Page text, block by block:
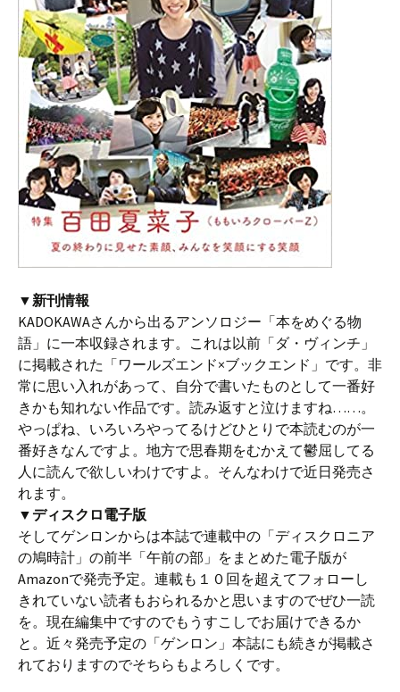
▼新刊情報
KADOKAWAさんから出るアンソロジー「本をめぐる物
語」に一本収録されます。これは以前「ダ・ヴィンチ」
に掲載された「ワールズエンド×ブックエンド」です。非
常に思い入れがあって、自分で書いたものとして一番好
きかも知れない作品です。読み返すと泣けますね……。
やっぱね、いろいろやってるけどひとりで本読むのが一
番好きなんですよ。地方で思春期をむかえて鬱屈してる
人に読んで欲しいわけですよ。そんなわけで近日発売さ
れます。
▼ディスクロ電子版
そしてゲンロンからは本誌で連載中の「ディスクロニア
の鳩時計」の前半「午前の部」をまとめた電子版が
Amazonで発売予定。連載も１０回を超えてフォローし
きれていない読者もおられるかと思いますのでぜひ一読
を。現在編集中ですのでもうすこしでお届けできるか
と。近々発売予定の「ゲンロン」本誌にも続きが掲載さ
れておりますのでそちらもよろしくです。